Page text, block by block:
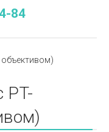
84
объективом)
PT-